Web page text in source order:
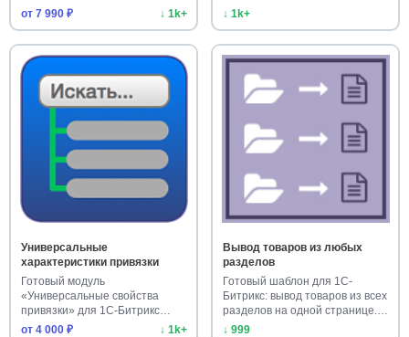
подсказками…
от 7 990 ₽ ↓ 1k+
реш…
↓ 1k+
Универсальные
характеристики привязки
Готовый модуль
«Универсальные свойства
привязки» для 1С-Битрикс
расширяет функци…
от 4 000 ₽ ↓ 1k+
Вывод товаров из любых
разделов
Готовый шаблон для 1С-
Битрикс: вывод товаров из всех
разделов на одной странице.…
↓ 999